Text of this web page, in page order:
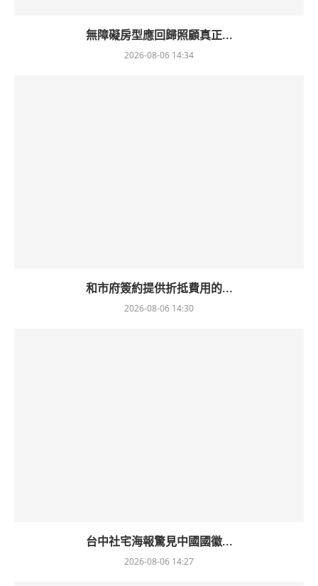
無障礙房型應回歸照顧真正...
2026-08-06 14:34
和市府簽約提供折抵費用的...
2026-08-06 14:30
台中社宅海報驚見中國國徽...
2026-08-06 14:27